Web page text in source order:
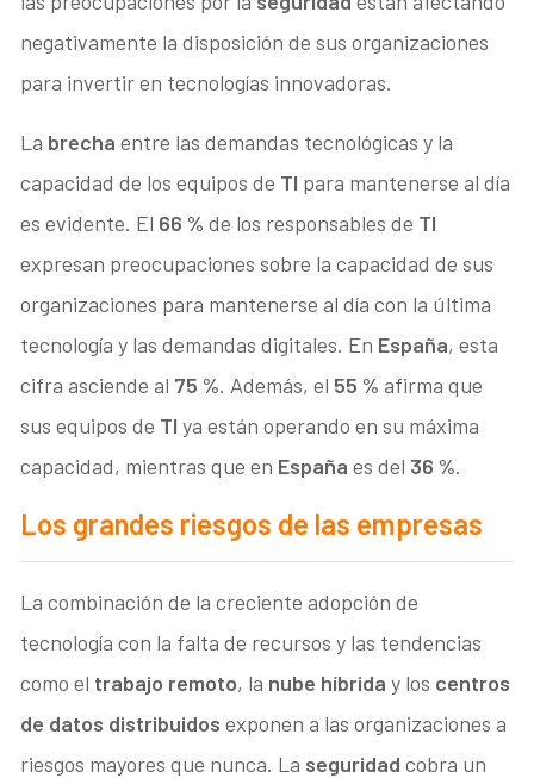
negativamente la disposición de sus organizaciones
para invertir en tecnologías innovadoras.
La brecha entre las demandas tecnológicas y la
capacidad de los equipos de TI para mantenerse al día
es evidente. El 66 % de los responsables de TI
expresan preocupaciones sobre la capacidad de sus
organizaciones para mantenerse al día con la última
tecnología y las demandas digitales. En España, esta
cifra asciende al 75 %. Además, el 55 % afirma que
sus equipos de TI ya están operando en su máxima
capacidad, mientras que en España es del 36 %.
Los grandes riesgos de las empresas
La combinación de la creciente adopción de
tecnología con la falta de recursos y las tendencias
como el trabajo remoto, la nube híbrida y los centros
de datos distribuidos exponen a las organizaciones a
riesgos mayores que nunca. La seguridad cobra un